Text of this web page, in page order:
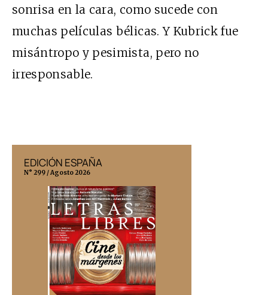
sonrisa en la cara, como sucede con
muchas películas bélicas. Y Kubrick fue
misántropo y pesimista, pero no
irresponsable.
EDICIÓN ESPAÑA
N° 299 / Agosto 2026